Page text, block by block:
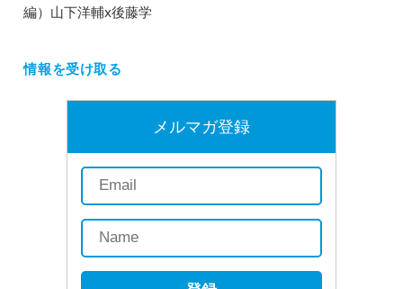
編）山下洋輔x後藤学
情報を受け取る
メルマガ登録